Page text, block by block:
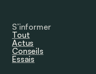
S’informer
Tout
Actus
Conseils
Essais